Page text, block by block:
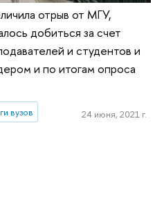
отрыв от МГУ,
добиться за счет
и студентов и
и по итогам опроса
вузов 24 июня, 2021 г.